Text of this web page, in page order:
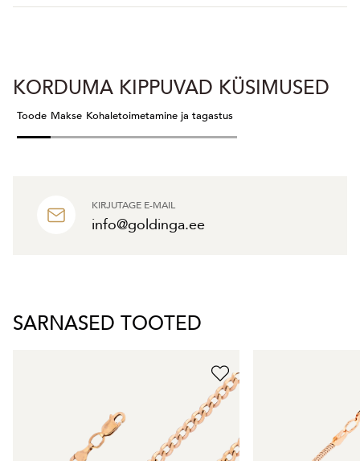
KIRJUTAGE E-MAIL
info@goldinga.ee
KORDUMA KIPPUVAD KÜSIMUSED
Toode Makse Kohaletoimetamine ja tagastus
SARNASED TOOTED